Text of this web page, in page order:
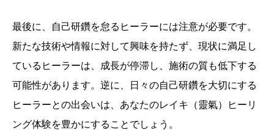
最後に、自己研鑽を怠るヒーラーには注意が必要です。
新たな技術や情報に対して興味を持たず、現状に満足し
ているヒーラーは、成長が停滞し、施術の質も低下する
可能性があります。逆に、日々の自己研鑽を大切にする
ヒーラーとの出会いは、あなたのレイキ（靈氣）ヒーリ
ング体験を豊かにすることでしょう。